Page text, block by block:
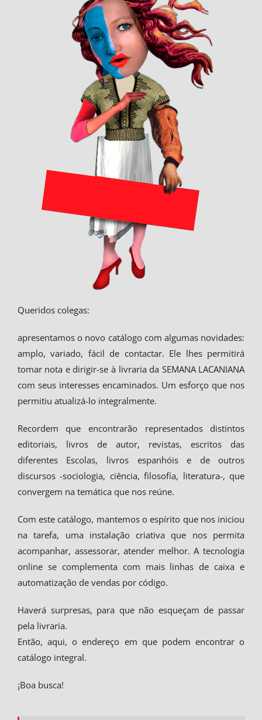
Queridos colegas:
apresentamos o novo catálogo com algumas novidades:
amplo, variado, fácil de contactar. Ele lhes permitirá
tomar nota e dirigir-se à livraria da SEMANA LACANIANA
com seus interesses encaminados. Um esforço que nos
permitiu atualizá-lo integralmente.
Recordem que encontrarão representados distintos
editoriais, livros de autor, revistas, escritos das
diferentes Escolas, livros espanhóis e de outros
discursos -sociologia, ciência, filosofía, literatura-, que
convergem na temática que nos reúne.
Com este catálogo, mantemos o espírito que nos iniciou
na tarefa, uma instalação criativa que nos permita
acompanhar, assessorar, atender melhor. A tecnologia
online se complementa com mais linhas de caixa e
automatização de vendas por código.
Haverá surpresas, para que não esqueçam de passar
pela livraria.
Então, aqui, o endereço em que podem encontrar o
catálogo integral.
¡Boa busca!